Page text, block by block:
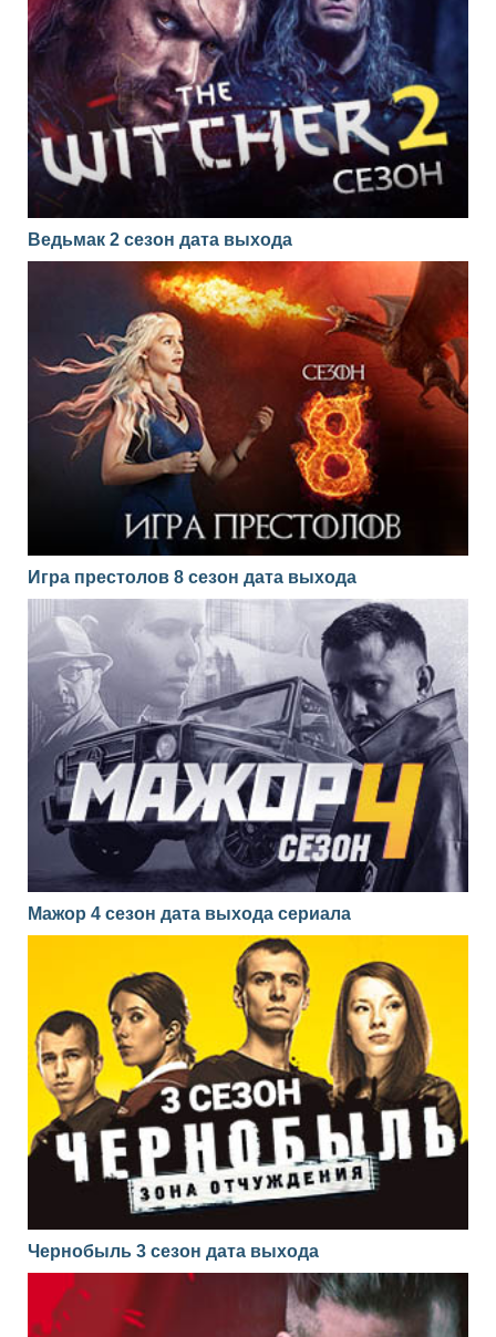
Ведьмак 2 сезон дата выхода
Игра престолов 8 сезон дата выхода
Мажор 4 сезон дата выхода сериала
Чернобыль 3 сезон дата выхода